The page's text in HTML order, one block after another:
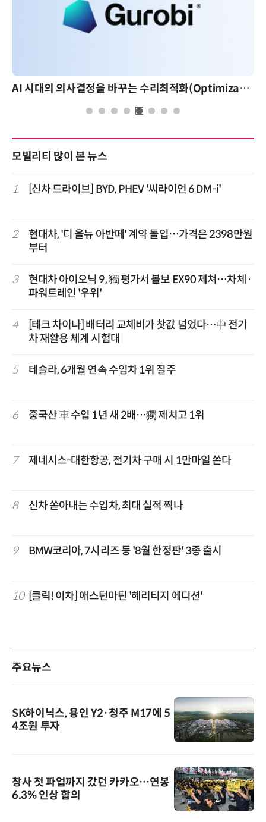
AI 시대의 의사결정을 바꾸는 수리최적화(Optimization): 실제 산업 적용 사례와 활용 전략
모빌리티 많이 본 뉴스
1 [신차 드라이브] BYD, PHEV '씨라이언 6 DM-i'
2
현대차, '디 올뉴 아반떼' 계약 돌입…가격은 2398만원
부터
3
현대차 아이오닉 9, 獨 평가서 볼보 EX90 제쳐…차체·
파워트레인 '우위'
4
[테크 차이나] 배터리 교체비가 찻값 넘었다…中 전기
차 재활용 체계 시험대
5 테슬라, 6개월 연속 수입차 1위 질주
6 중국산 車 수입 1년 새 2배…獨 제치고 1위
7 제네시스-대한항공, 전기차 구매 시 1만마일 쏜다
8 신차 쏟아내는 수입차, 최대 실적 찍나
9 BMW코리아, 7시리즈 등 '8월 한정판' 3종 출시
10 [클릭! 이차] 애스턴마틴 '헤리티지 에디션'
주요뉴스
SK하이닉스, 용인 Y2·청주 M17에 5
4조원 투자
창사 첫 파업까지 갔던 카카오…연봉
6.3% 인상 합의